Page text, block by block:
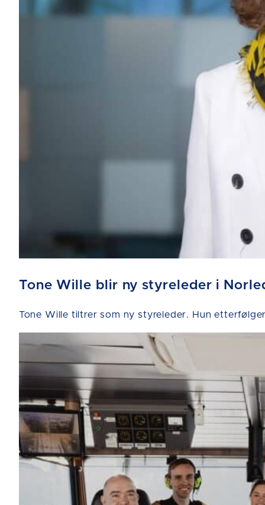
Tone Wille blir ny styreleder i
Tone Wille tiltrer som ny styreleder. Hun